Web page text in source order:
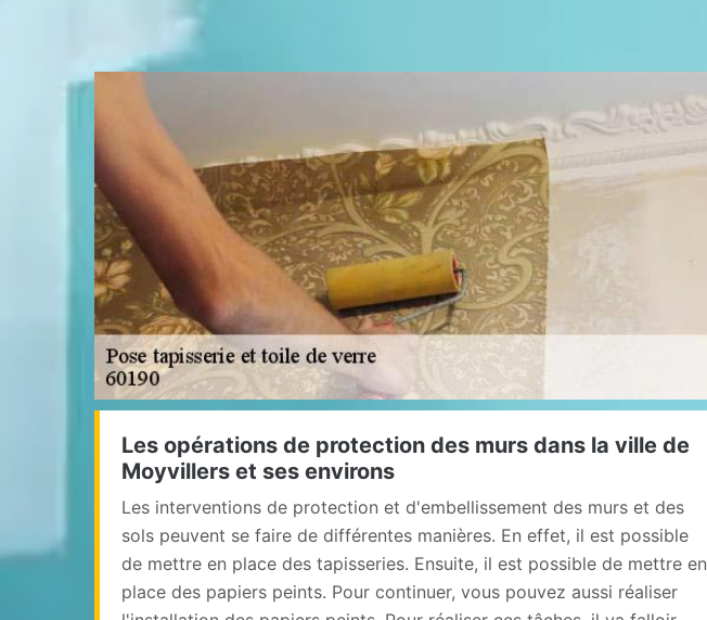
Les opérations de protection des murs dans la ville de
Moyvillers et ses environs
Les interventions de protection et d'embellissement des murs et des
sols peuvent se faire de différentes manières. En effet, il est possible
de mettre en place des tapisseries. Ensuite, il est possible de mettre en
place des papiers peints. Pour continuer, vous pouvez aussi réaliser